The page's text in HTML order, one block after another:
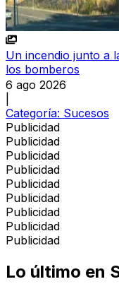
Un incendio junto a
los bomberos
6 ago 2026
Categoría: Sucesos
Publicidad
Publicidad
Publicidad
Publicidad
Publicidad
Publicidad
Publicidad
Publicidad
Publicidad
Lo último en